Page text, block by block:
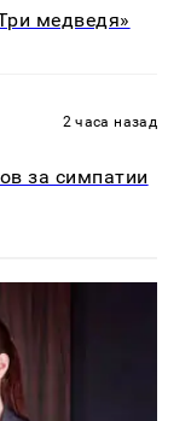
медведя»
2 часа назад
за симпатии